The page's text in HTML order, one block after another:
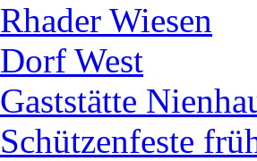
Rhader Wiesen
Dorf West
Gaststätte
Schützenfeste